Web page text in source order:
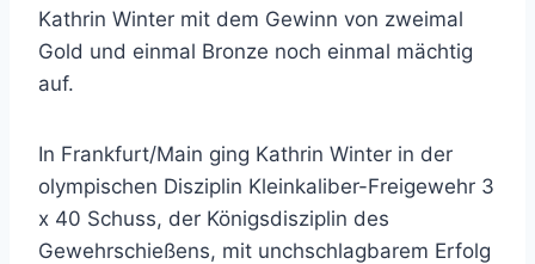
Kathrin Winter mit dem Gewinn von zweimal
Gold und einmal Bronze noch einmal mächtig
auf.
In Frankfurt/Main ging Kathrin Winter in der
olympischen Disziplin Kleinkaliber-Freigewehr 3
x 40 Schuss, der Königsdisziplin des
Gewehrschießens, mit unchschlagbarem Erfolg